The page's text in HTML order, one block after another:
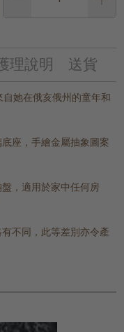
理說明 送貨
自她在俄亥俄州的童年和
座，手繪金屬抽象圖案
，適用於家中任何房
不同，此等差別亦令產